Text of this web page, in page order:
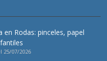
en Rodas: pinceles, papel
25/07/2026